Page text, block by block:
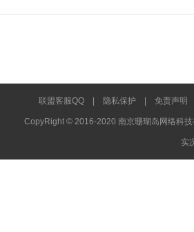
联盟客服QQ 隐私保护 免责声明
CopyRight © 2016-2020 南京珊瑚岛网络科
实